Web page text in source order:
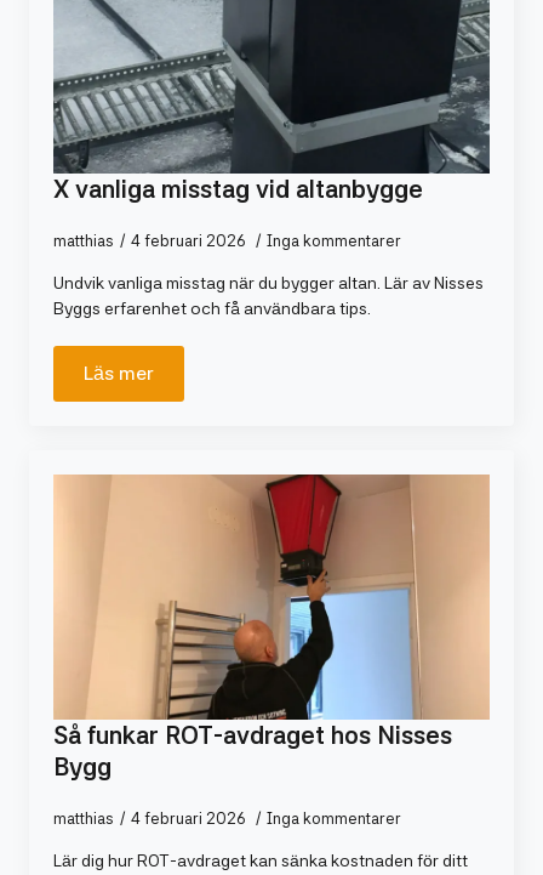
X vanliga misstag vid altanbygge
matthias 4 februari 2026 Inga kommentarer
Undvik vanliga misstag när du bygger altan. Lär av Nisses
Byggs erfarenhet och få användbara tips.
Läs mer
Så funkar ROT-avdraget hos Nisses
Bygg
matthias 4 februari 2026 Inga kommentarer
Lär dig hur ROT-avdraget kan sänka kostnaden för ditt